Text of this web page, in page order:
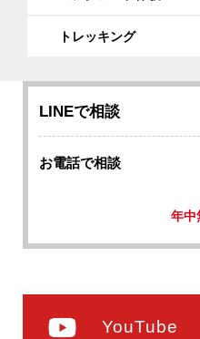
トレッキング
LINEで相談
お電話で相談
年中
YouTube